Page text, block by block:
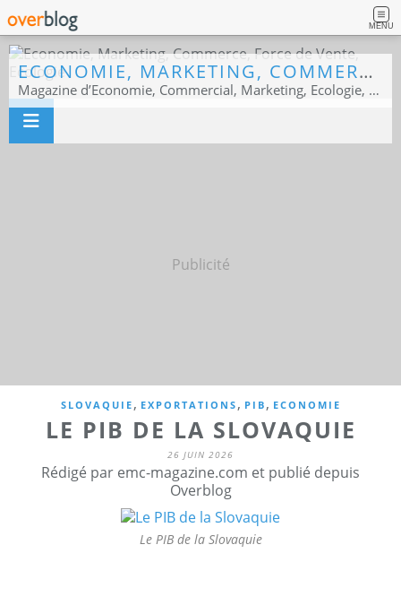
MENU
ECONOMIE, MARKETING, COMMERCE, FORCE DE VENTE, ECOLOGIE
Magazine d’Economie, Commercial, Marketing, Ecologie, Sport business
Publicité
SLOVAQUIE , EXPORTATIONS , PIB , ECONOMIE
LE PIB DE LA SLOVAQUIE
26 JUIN 2026
Rédigé par emc-magazine.com et publié depuis
Overblog
Le PIB de la Slovaquie